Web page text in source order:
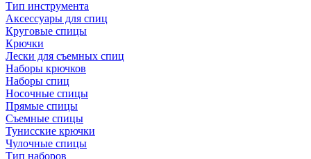
Тип инструмента
Аксессуары для спиц
Круговые спицы
Крючки
Лески для съемных спиц
Наборы крючков
Наборы спиц
Носочные спицы
Прямые спицы
Съемные спицы
Тунисские крючки
Чулочные спицы
Тип наборов